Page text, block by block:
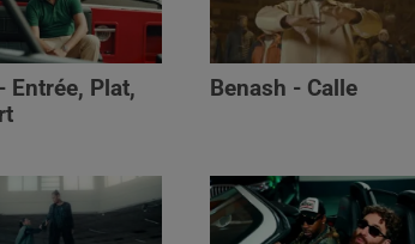
Entrée, Plat,
Benash - Calle